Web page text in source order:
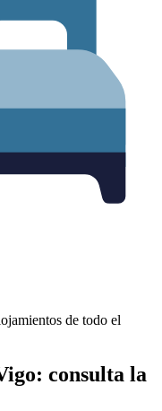
de todo el
consulta la